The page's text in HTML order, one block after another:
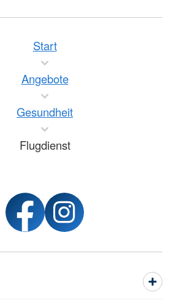
Start
Angebote
Gesundheit
Flugdienst